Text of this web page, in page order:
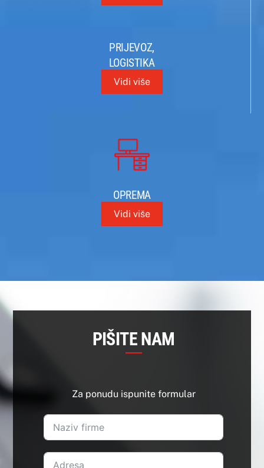
PRIJEVOZ,
LOGISTIKA
Vidi više
OPREMA
Vidi više
PIŠITE NAM
Za ponudu ispunite formular